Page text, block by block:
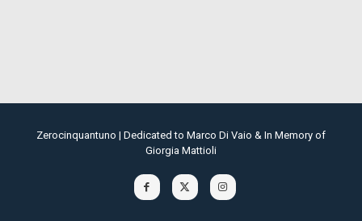
Zerocinquantuno | Dedicated to Marco Di Vaio & In Memory of
Giorgia Mattioli